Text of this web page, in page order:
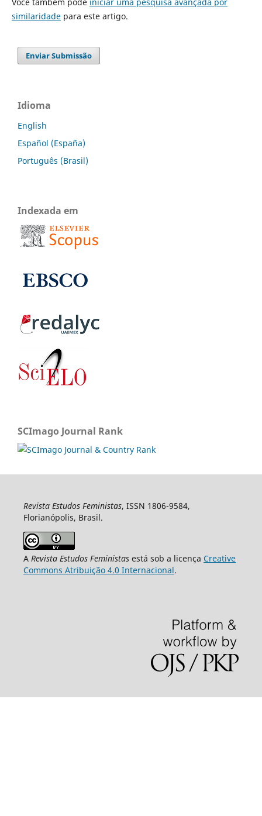
Você também pode iniciar uma pesquisa avançada por
similaridadepara este artigo.
Enviar Submissão
Idioma
English
Español (España)
Português (Brasil)
Indexada em
SCImago Journal Rank
Revista Estudos Feministas, ISSN 1806-9584,
Florianópolis, Brasil.
A Revista Estudos Feministasestá sob a licença Creative
Commons Atribuição 4.0 Internacional.